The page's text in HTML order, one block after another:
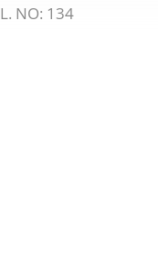
NO: 134